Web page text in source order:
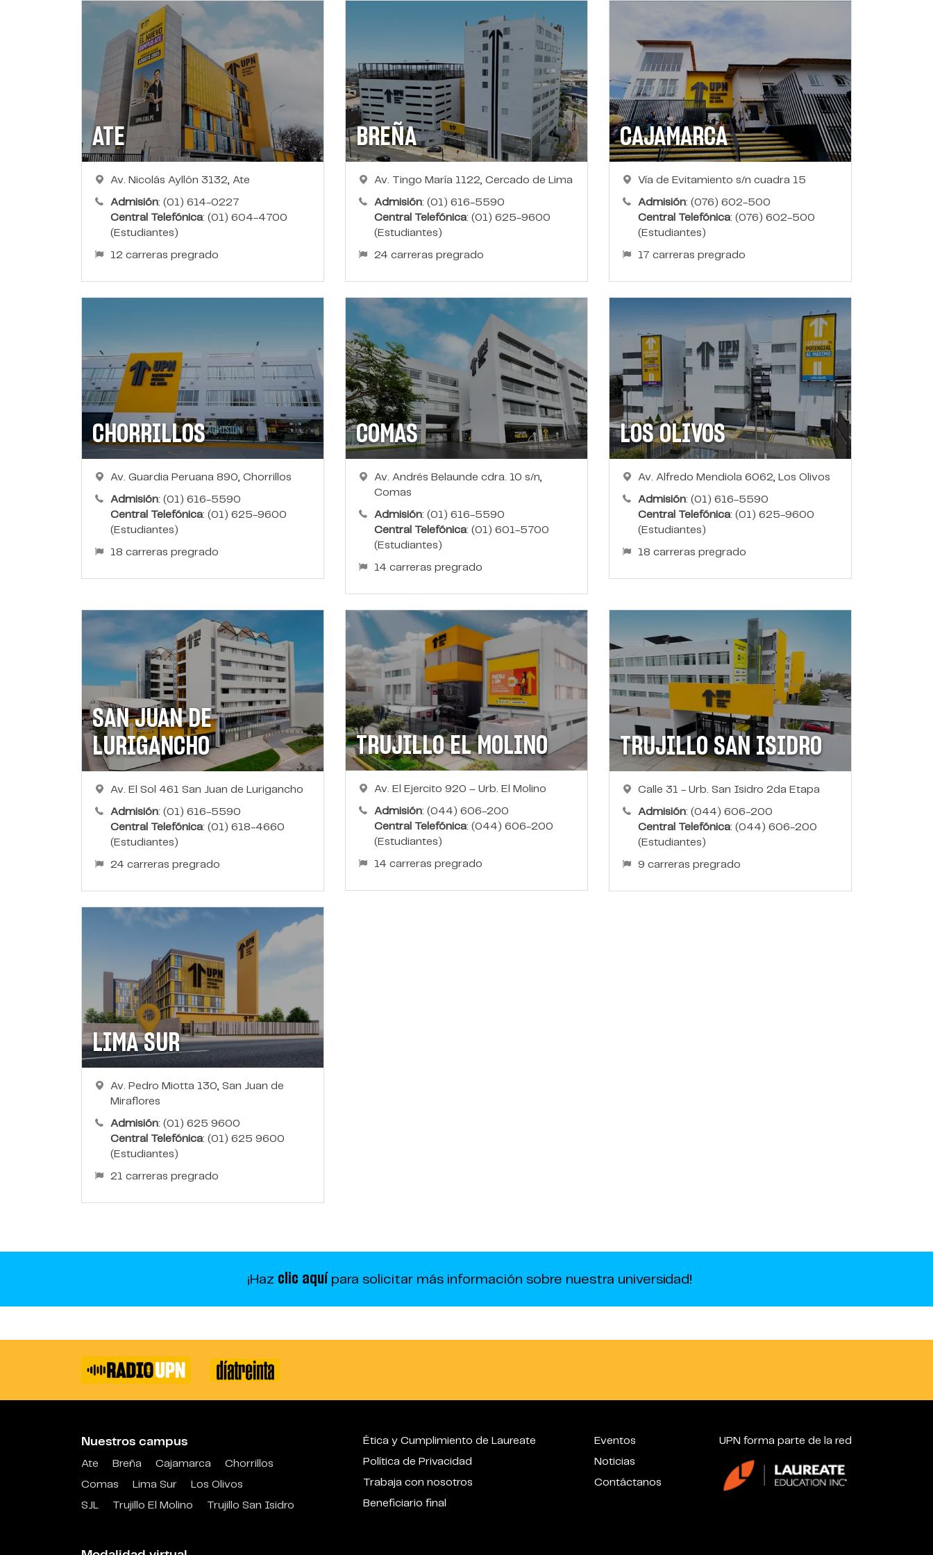
ATE
Av. Nicolás Ayllón 3132, Ate
Admisión: (01) 614-0227
Central Telefónica: (01) 604-4700
(Estudiantes)
12 carreras pregrado
BREÑA
Av. Tingo María 1122, Cercado de Lima
Admisión: (01) 616-5590
Central Telefónica: (01) 625-9600
(Estudiantes)
24 carreras pregrado
CAJAMARCA
Vía de Evitamiento s/n cuadra 15
Admisión: (076) 602-500
Central Telefónica: (076) 602-500
(Estudiantes)
17 carreras pregrado
CHORRILLOS
Av. Guardia Peruana 890, Chorrillos
Admisión: (01) 616-5590
Central Telefónica: (01) 625-9600
(Estudiantes)
18 carreras pregrado
COMAS
Av. Andrés Belaunde cdra. 10 s/n,
Comas
Admisión: (01) 616-5590
Central Telefónica: (01) 601-5700
(Estudiantes)
14 carreras pregrado
LOS OLIVOS
Av. Alfredo Mendiola 6062, Los Olivos
Admisión: (01) 616-5590
Central Telefónica: (01) 625-9600
(Estudiantes)
18 carreras pregrado
SAN JUAN DE
LURIGANCHO
Av. El Sol 461 San Juan de Lurigancho
Admisión: (01) 616-5590
Central Telefónica: (01) 618-4660
(Estudiantes)
24 carreras pregrado
TRUJILLO EL MOLINO
Av. El Ejercito 920 – Urb. El Molino
Admisión: (044) 606-200
Central Telefónica: (044) 606-200
(Estudiantes)
14 carreras pregrado
TRUJILLO SAN ISIDRO
Calle 31 - Urb. San Isidro 2da Etapa
Admisión: (044) 606-200
Central Telefónica: (044) 606-200
(Estudiantes)
9 carreras pregrado
LIMA SUR
Av. Pedro Miotta 130, San Juan de
Miraflores
Admisión: (01) 625 9600
Central Telefónica: (01) 625 9600
(Estudiantes)
21 carreras pregrado
¡Haz clic aquí para solicitar más información sobre nuestra universidad!
Nuestros campus
Ate Breña Cajamarca
Chorrillos
Comas
Lima Sur
Los Olivos
SJL
Trujillo El Molino Trujillo San Isidro
Ética y Cumplimiento de Laureate
Política de Privacidad
Trabaja con nosotros
Beneficiario final
Eventos
Noticias
Contáctanos
UPN forma parte de la red